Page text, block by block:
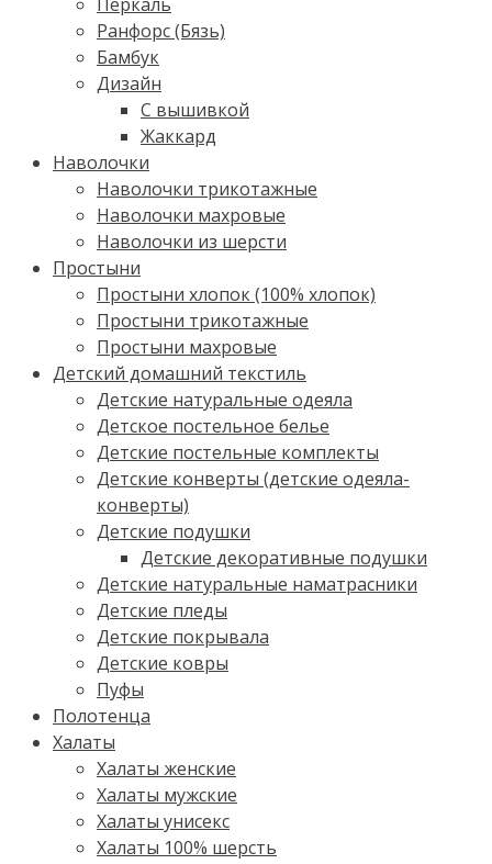
Ранфорс (Бязь)
Бамбук
Дизайн
С вышивкой
Жаккард
Наволочки
Наволочки трикотажные
Наволочки махровые
Наволочки из шерсти
Простыни
Простыни хлопок (100% хлопок)
Простыни трикотажные
Простыни махровые
Детский домашний текстиль
Детские натуральные одеяла
Детское постельное белье
Детские постельные комплекты
Детские конверты (детские одеяла-
конверты)
Детские подушки
Детские декоративные подушки
Детские натуральные наматрасники
Детские пледы
Детские покрывала
Детские ковры
Пуфы
Полотенца
Халаты
Халаты женские
Халаты мужские
Халаты унисекс
Халаты 100% шерсть